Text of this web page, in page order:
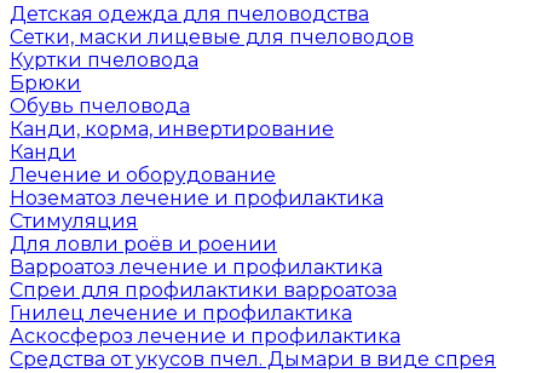
Детская одежда для пчеловодства
Сетки, маски лицевые для пчеловодов
Куртки пчеловода
Брюки
Обувь пчеловода
Канди, корма, инвертирование
Канди
Лечение и оборудование
Нозематоз лечение и профилактика
Стимуляция
Для ловли роёв и роении
Варроатоз лечение и профилактика
Спреи для профилактики варроатоза
Гнилец лечение и профилактика
Аскосфероз лечение и профилактика
Средства от укусов пчел. Дымари в виде спрея